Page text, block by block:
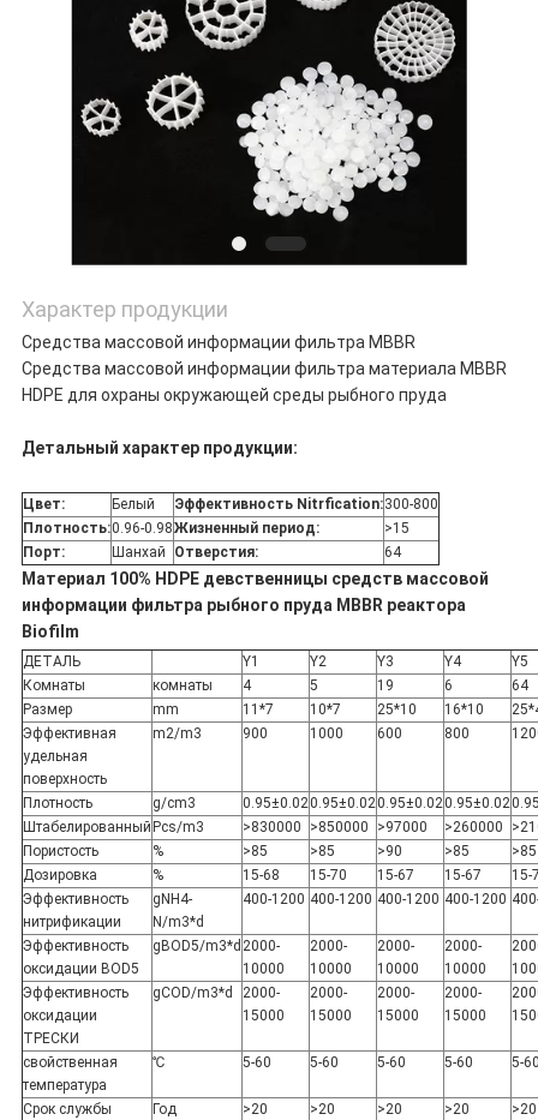
Характер продукции
Средства массовой информации фильтра MBBR
Средства массовой информации фильтра материала MBBR
HDPE для охраны окружающей среды рыбного пруда
Детальный характер продукции:
Цвет: Белый Эффективность Nitrfication:300-800
Плотность:0.96-0.98Жизненный период:
>15
Порт:
Шанхай Отверстия: 64
Материал 100% HDPE девственницы средств массовой
информации фильтра рыбного пруда MBBR реактора
Biofilm
ДЕТАЛЬ Y1 Y2 Y3 Y4
Y5
Комнаты
комнаты 4 5 19 6
64
Размер
mm 11*7 10*7 25*10 16*10
Эффективная
удельная
поверхность
m2/m3 900 1000 600 800
Плотность g/cm3 0.95±0.020.95±0.020.95±0.020.95±0.02
Штабелированный Pcs/m3 >830000 >850000 >97000 >260000
Пористость
% >85 >85 >90 >85
>85
Дозировка
% 15-68 15-70 15-67 15-67
15-
Эффективность
нитрификации
gNH4-
N/m3*d
400-1200 400-1200 400-1200 400-1200
Эффективность
оксидации BOD5
gBOD5/m3*d 2000-
10000
2000-
10000
2000-
10000
2000-
10000
Эффективность
оксидации
ТРЕСКИ
gCOD/m3*d
2000-
15000
2000-
15000
2000-
15000
2000-
15000
свойственная
температура
℃ 5-60 5-60 5-60 5-60 5-
Срок службы Год >20 >20 >20 >20 >20